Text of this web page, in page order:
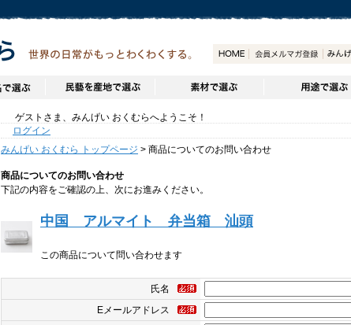
ゲストさま、みんげい おくむらへようこそ！
ログイン
みんげい おくむら トップページ > 商品についてのお問い合わせ
商品についてのお問い合わせ
下記の内容をご確認の上、次にお進みください。
中国 アルマイト 弁当箱 汕頭
この商品について問い合わせます
氏名
Eメールアドレス